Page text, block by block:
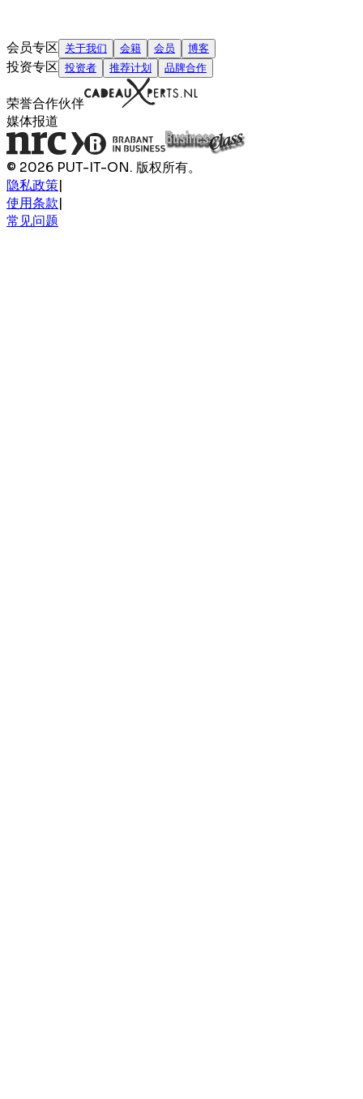
会员专区 关于我们 会籍 会员 博客
投资专区 投资者 推荐计划 品牌合作
荣誉合作伙伴
媒体报道
© 2026 PUT-IT-ON. 版权所有。
隐私政策|
使用条款|
常见问题